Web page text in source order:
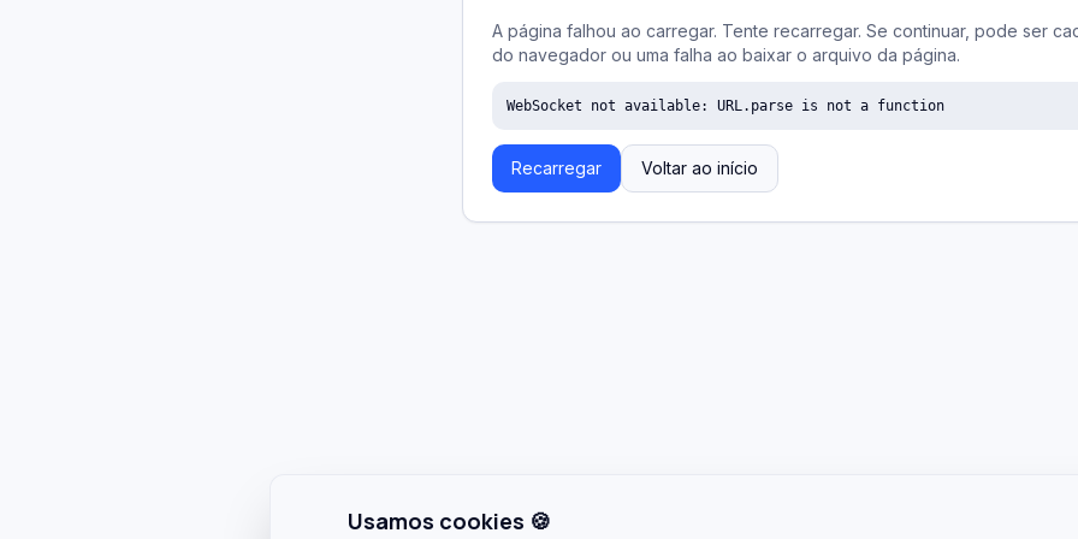
A página falhou ao carregar. Tente recarregar. Se continuar, pode ser
do navegador ou uma falha ao baixar o arquivo da página.
WebSocket not available: URL.parse is not a function
Recarregar Voltar ao início
Usamos cookies 🍪